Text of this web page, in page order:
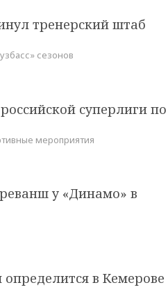
тренерский штаб
сезонов
суперлиги по
мероприятия
у «Динамо» в
в Кемерове